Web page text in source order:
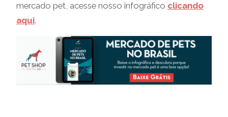
mercado pet, acesse nosso infográfico clicando
aqui.